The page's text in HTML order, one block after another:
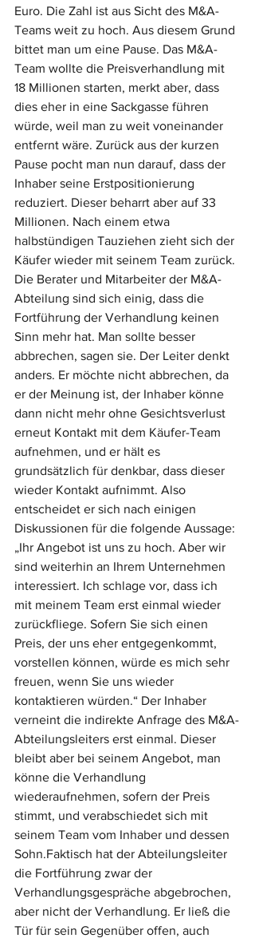
Euro. Die Zahl ist aus Sicht des M&A-
Teams weit zu hoch. Aus diesem Grund
bittet man um eine Pause. Das M&A-
Team wollte die Preisverhandlung mit
18 Millionen starten, merkt aber, dass
dies eher in eine Sackgasse führen
würde, weil man zu weit voneinander
entfernt wäre. Zurück aus der kurzen
Pause pocht man nun darauf, dass der
Inhaber seine Erstpositionierung
reduziert. Dieser beharrt aber auf 33
Millionen. Nach einem etwa
halbstündigen Tauziehen zieht sich der
Käufer wieder mit seinem Team zurück.
Die Berater und Mitarbeiter der M&A-
Abteilung sind sich einig, dass die
Fortführung der Verhandlung keinen
Sinn mehr hat. Man sollte besser
abbrechen, sagen sie. Der Leiter denkt
anders. Er möchte nicht abbrechen, da
er der Meinung ist, der Inhaber könne
dann nicht mehr ohne Gesichtsverlust
erneut Kontakt mit dem Käufer-Team
aufnehmen, und er hält es
grundsätzlich für denkbar, dass dieser
wieder Kontakt aufnimmt. Also
entscheidet er sich nach einigen
Diskussionen für die folgende Aussage:
„Ihr Angebot ist uns zu hoch. Aber wir
sind weiterhin an Ihrem Unternehmen
interessiert. Ich schlage vor, dass ich
mit meinem Team erst einmal wieder
zurückfliege. Sofern Sie sich einen
Preis, der uns eher entgegenkommt,
vorstellen können, würde es mich sehr
freuen, wenn Sie uns wieder
kontaktieren würden.“ Der Inhaber
verneint die indirekte Anfrage des M&A-
Abteilungsleiters erst einmal. Dieser
bleibt aber bei seinem Angebot, man
könne die Verhandlung
wiederaufnehmen, sofern der Preis
stimmt, und verabschiedet sich mit
seinem Team vom Inhaber und dessen
Sohn.Faktisch hat der Abteilungsleiter
die Fortführung zwar der
Verhandlungsgespräche abgebrochen,
aber nicht der Verhandlung. Er ließ die
Tür für sein Gegenüber offen, auch